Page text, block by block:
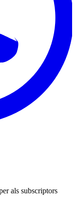
als subscriptors